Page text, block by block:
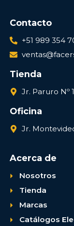
Contacto
+51 989 354
Tienda
Jr. Paruro Nº
Oficina
Jr.
Acerca de
Nosotros
Tienda
Marcas
Catálogos